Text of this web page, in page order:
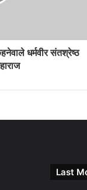
धर्मवीर संतश्रेष्ठ
Last